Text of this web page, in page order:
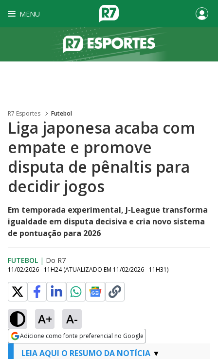
MENU
R7 Esportes Futebol
Liga japonesa acaba com
empate e promove
disputa de pênaltis para
decidir jogos
Em temporada experimental, J-League transforma
igualdade em disputa decisiva e cria novo sistema
de pontuação para 2026
FUTEBOL | Do R7
11/02/2026 - 11H24 (ATUALIZADO EM 11/02/2026 - 11H31)
A+ A-
Adicione como fonte preferencial no Google
Opens in new window
LEIA AQUI O RESUMO DA NOTÍCIA